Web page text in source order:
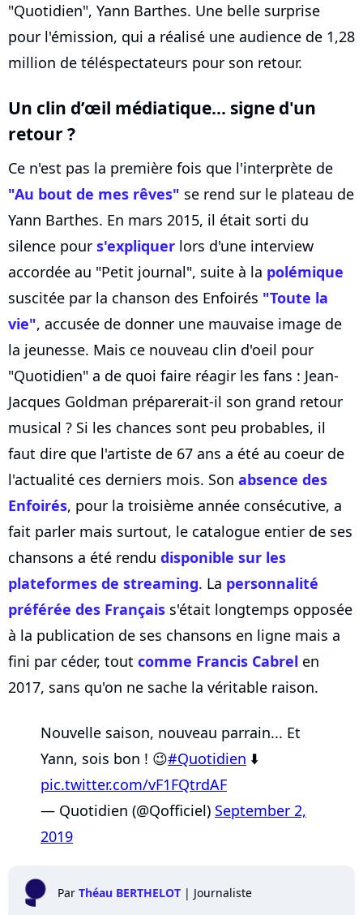
"Quotidien", Yann Barthes. Une belle surprise
pour l'émission, qui a réalisé une audience de 1,28
million de téléspectateurs pour son retour.
Un clin d’œil médiatique... signe d'un
retour ?
Ce n'est pas la première fois que l'interprète de
"Au bout de mes rêves" se rend sur le plateau de
Yann Barthes. En mars 2015, il était sorti du
silence pour s'expliquer lors d'une interview
accordée au "Petit journal", suite à la polémique
suscitée par la chanson des Enfoirés "Toute la
vie", accusée de donner une mauvaise image de
la jeunesse. Mais ce nouveau clin d'oeil pour
"Quotidien" a de quoi faire réagir les fans : Jean-
Jacques Goldman préparerait-il son grand retour
musical ? Si les chances sont peu probables, il
faut dire que l'artiste de 67 ans a été au coeur de
l'actualité ces derniers mois. Son absence des
Enfoirés, pour la troisième année consécutive, a
fait parler mais surtout, le catalogue entier de ses
chansons a été rendu disponible sur les
plateformes de streaming. La personnalité
préférée des Français s'était longtemps opposée
à la publication de ses chansons en ligne mais a
fini par céder, tout comme Francis Cabrel en
2017, sans qu'on ne sache la véritable raison.
Nouvelle saison, nouveau parrain... Et
Yann, sois bon ! 😉#Quotidien ⬇️
pic.twitter.com/vF1FQtrdAF
— Quotidien (@Qofficiel) September 2,
2019
Par Théau BERTHELOT | Journaliste